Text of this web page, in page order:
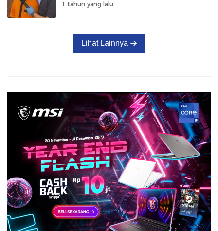
1 tahun yang lalu
Lihat Lainnya